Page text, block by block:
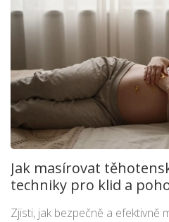
Jak masírovat
techniky pro klid a
Zjisti, jak bezpečně a efektivně